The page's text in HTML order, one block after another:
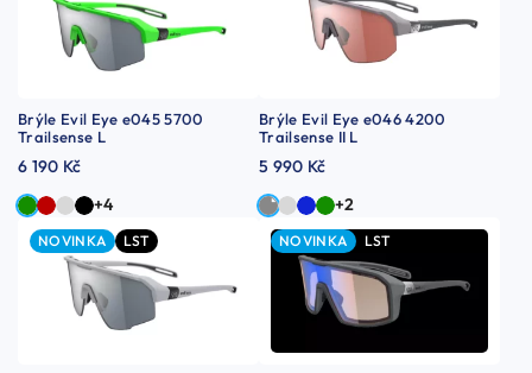
Brýle Evil Eye e045 5700
Trailsense L
6 190 Kč
+4
Brýle Evil Eye e046 4200
Trailsense II L
5 990 Kč
+2
NOVINKA LST NOVINKA LST